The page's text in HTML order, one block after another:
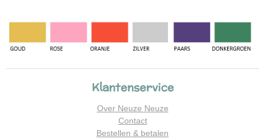
Klantenservice
Over Neuze Neuze
Contact
Bestellen & betalen